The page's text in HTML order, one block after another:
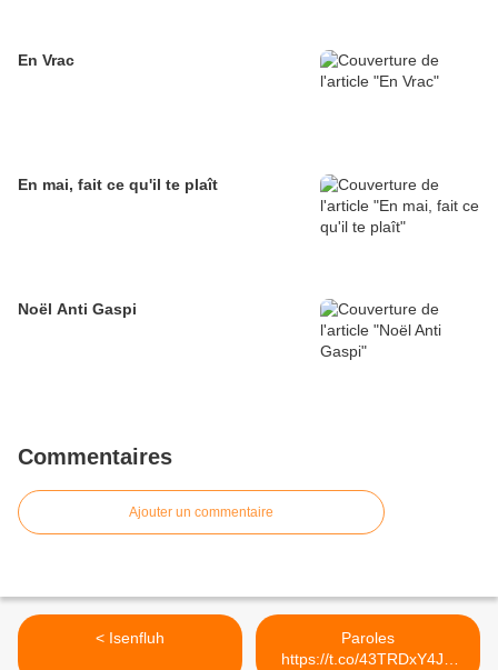
En Vrac
En mai, fait ce qu'il te plaît
Noël Anti Gaspi
Commentaires
Ajouter un commentaire
< Isenfluh
Paroles
https://t.co/43TRDxY4JQ